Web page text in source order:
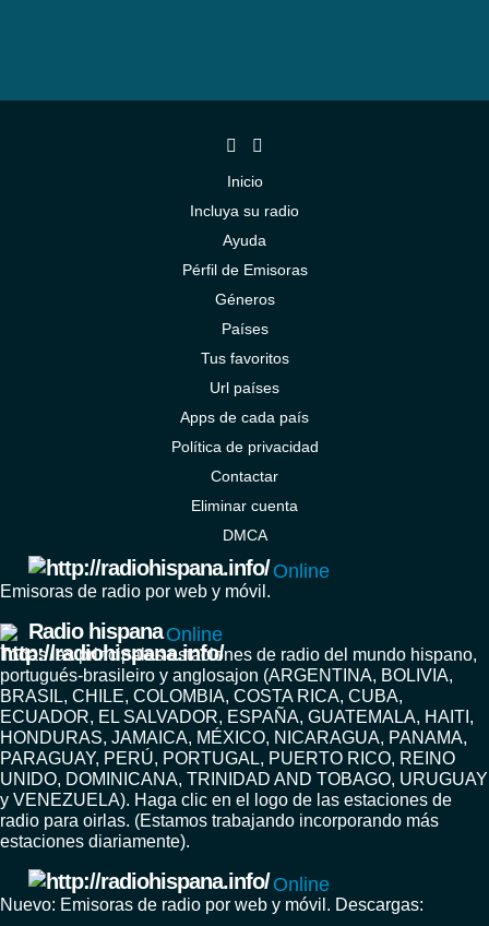
Inicio
Incluya su radio
Ayuda
Pérfil de Emisoras
Géneros
Países
Tus favoritos
Url países
Apps de cada país
Política de privacidad
Contactar
Eliminar cuenta
DMCA
Online
Emisoras de radio por web y móvil.
Radio hispana Online
Todas las principales estaciones de radio del mundo hispano,
portugués-brasileiro y anglosajon (ARGENTINA, BOLIVIA,
BRASIL, CHILE, COLOMBIA, COSTA RICA, CUBA,
ECUADOR, EL SALVADOR, ESPAÑA, GUATEMALA, HAITI,
HONDURAS, JAMAICA, MÉXICO, NICARAGUA, PANAMA,
PARAGUAY, PERÚ, PORTUGAL, PUERTO RICO, REINO
UNIDO, DOMINICANA, TRINIDAD AND TOBAGO, URUGUAY
y VENEZUELA). Haga clic en el logo de las estaciones de
radio para oirlas. (Estamos trabajando incorporando más
estaciones diariamente).
Online
Nuevo: Emisoras de radio por web y móvil. Descargas: